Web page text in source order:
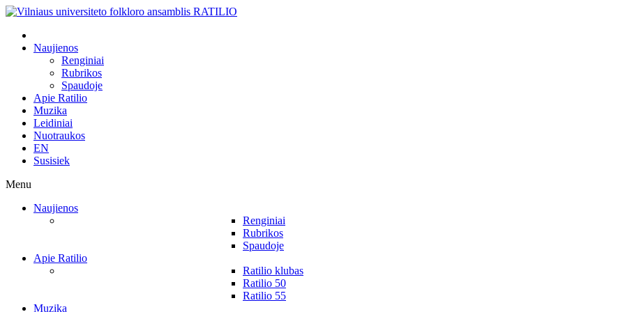
Naujienos
Renginiai
Rubrikos
Spaudoje
Apie Ratilio
Muzika
Leidiniai
Nuotraukos
EN
Susisiek
Menu
Naujienos
Renginiai
Rubrikos
Spaudoje
Apie Ratilio
Ratilio klubas
Ratilio 50
Ratilio 55
Muzika